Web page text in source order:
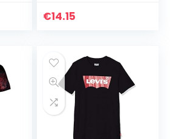
Anime Girl Otaku
€14.15